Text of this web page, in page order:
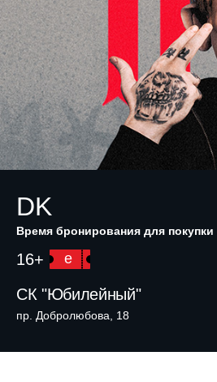
DK
Время бронирования для покупки
16+ e
СК "Юбилейный"
пр. Добролюбова, 18